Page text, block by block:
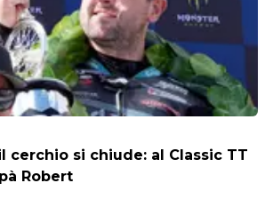
cerchio si chiude: al Classic TT
Robert